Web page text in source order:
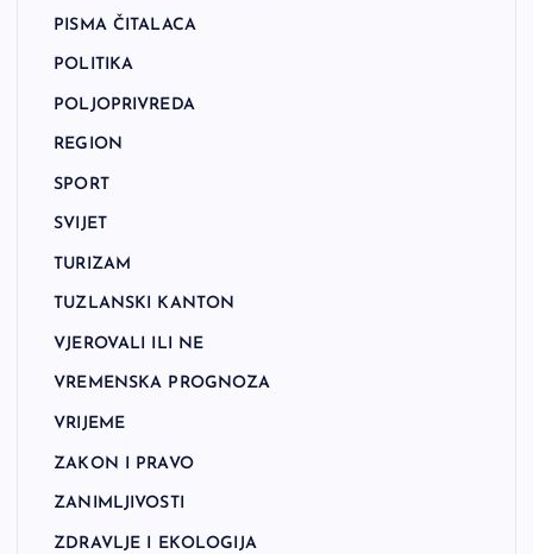
PISMA ČITALACA
POLITIKA
POLJOPRIVREDA
REGION
SPORT
SVIJET
TURIZAM
TUZLANSKI KANTON
VJEROVALI ILI NE
VREMENSKA PROGNOZA
VRIJEME
ZAKON I PRAVO
ZANIMLJIVOSTI
ZDRAVLJE I EKOLOGIJA